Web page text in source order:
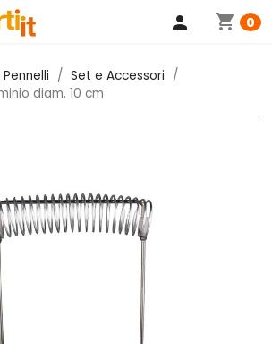
shopping_cart 0
person
Pennelli
Set e Accessori
diam. 10 cm